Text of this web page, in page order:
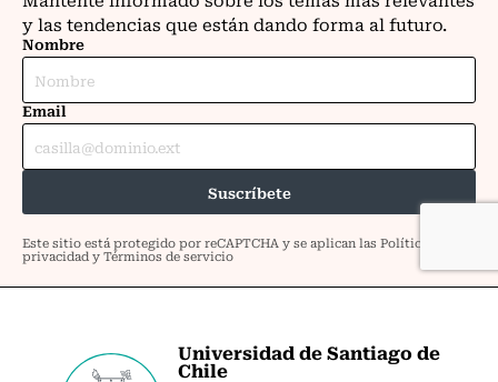
Universidad de Santiago de
Chile